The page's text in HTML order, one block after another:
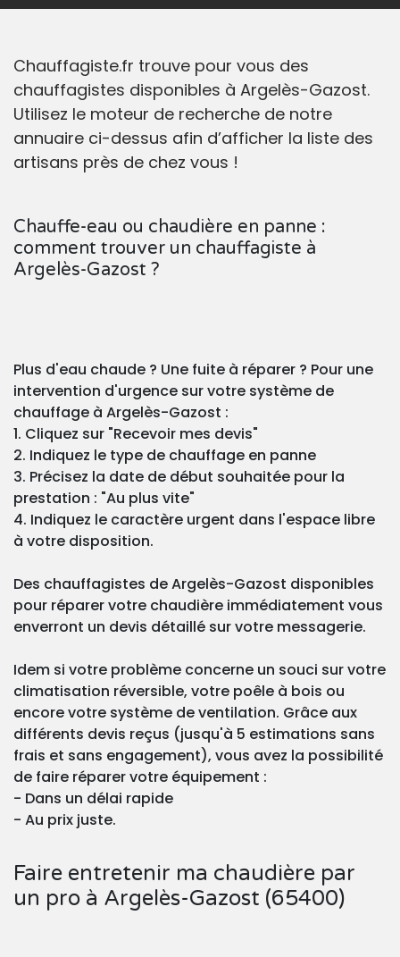
Chauffagiste.fr trouve pour vous des
chauffagistes disponibles à Argelès-Gazost.
Utilisez le moteur de recherche de notre
annuaire ci-dessus afin d’afficher la liste des
artisans près de chez vous !
Chauffe-eau ou chaudière en panne :
comment trouver un chauffagiste à
Argelès-Gazost ?
Plus d'eau chaude ? Une fuite à réparer ? Pour une
intervention d'urgence sur votre système de
chauffage à Argelès-Gazost :
1. Cliquez sur "Recevoir mes devis"
2. Indiquez le type de chauffage en panne
3. Précisez la date de début souhaitée pour la
prestation : "Au plus vite"
4. Indiquez le caractère urgent dans l'espace libre
à votre disposition.
Des chauffagistes de Argelès-Gazost disponibles
pour réparer votre chaudière immédiatement vous
enverront un devis détaillé sur votre messagerie.
Idem si votre problème concerne un souci sur votre
climatisation réversible, votre poêle à bois ou
encore votre système de ventilation. Grâce aux
différents devis reçus (jusqu'à 5 estimations sans
frais et sans engagement), vous avez la possibilité
de faire réparer votre équipement :
- Dans un délai rapide
- Au prix juste.
Faire entretenir ma chaudière par
un pro à Argelès-Gazost (65400)